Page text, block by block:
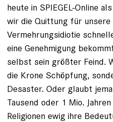
heute in SPIEGEL-Online
wir die Quittung für unsere
Vermehrungsidiotie
eine Genehmigung
selbst sein größter Feind.
die Krone Schöpfung,
Desaster. Oder glaubt
Tausend oder 1 Mio.
Religionen ewig ihre